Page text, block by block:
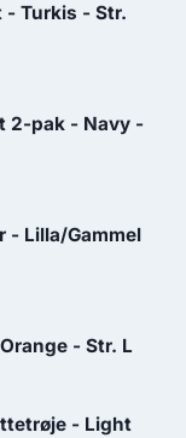
- Turkis - Str.
2-pak - Navy -
- Lilla/Gammel
- Str. L
- Light